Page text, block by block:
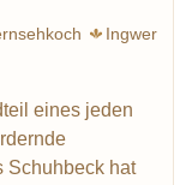
Ingwer
eines jeden
Schuhbeck hat